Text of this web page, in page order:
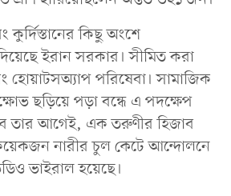
কিছু অংশে
ইরান সরকার। সীমিত করা
হোয়াটসঅ্যাপ পরিষেবা। সামাজিক
ছড়িয়ে পড়া বন্ধে এ পদক্ষেপ
তার আগেই, এক তরুণীর হিজাব
নারীর চুল কেটে আন্দোলনে
ভাইরাল হয়েছে।